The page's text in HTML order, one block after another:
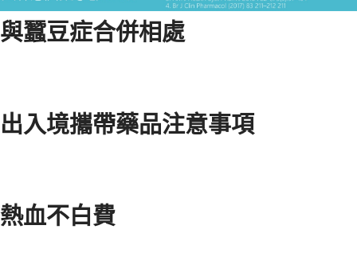
與蠶豆症合併相處
出入境攜帶藥品注意事項
熱血不白費